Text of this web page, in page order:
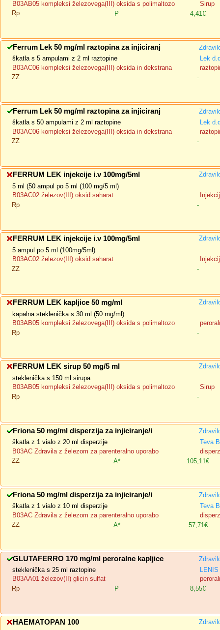
B03AB05 kompleksi železovega(III) oksida s polimaltozo
Sirup
Rp
P 4,41€
Ferrum Lek 50 mg/ml raztopina za injiciranj
škatla s 5 ampulami z 2 ml raztopine
Lek
B03AC06 kompleksi železovega(III) oksida in dekstrana
ZZ
-
Ferrum Lek 50 mg/ml raztopina za injiciranj
škatla s 50 ampulami z 2 ml raztopine
Lek
B03AC06 kompleksi železovega(III) oksida in dekstrana
ZZ
-
FERRUM LEK injekcije i.v 100mg/5ml
5 ml (50 ampul po 5 ml (100 mg/5 ml)
B03AC02 železov(III) oksid saharat
Rp
-
FERRUM LEK injekcije i.v 100mg/5ml
5 ampul po 5 ml (100mg/5ml)
B03AC02 železov(III) oksid saharat
ZZ
-
FERRUM LEK kapljice 50 mg/ml
kapalna steklenička s 30 ml (50 mg/ml)
B03AB05 kompleksi železovega(III) oksida s polimaltozo
Rp
-
FERRUM LEK sirup 50 mg/5 ml
steklenička s 150 ml sirupa
B03AB05 kompleksi železovega(III) oksida s polimaltozo
Sirup
Rp
-
Friona 50 mg/ml disperzija za injiciranje/i
škatla z 1 vialo z 20 ml disperzije
Teva
B03AC Zdravila z železom za parenteralno uporabo
ZZ
A* 105,11€
Friona 50 mg/ml disperzija za injiciranje/i
škatla z 1 vialo z 10 ml disperzije
Teva
B03AC Zdravila z železom za parenteralno uporabo
ZZ
A* 57,71€
GLUTAFERRO 170 mg/ml peroralne kapljice
steklenička s 25 ml raztopine
B03AA01 železov(II) glicin sulfat
Rp
P 8,55€
HAEMATOPAN 100